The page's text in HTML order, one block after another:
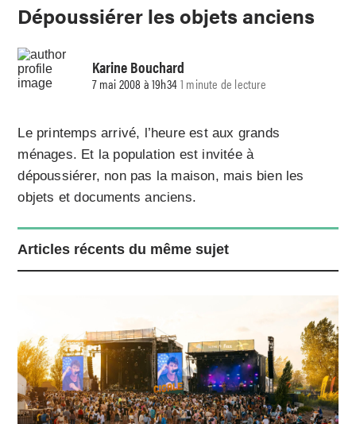
Dépoussiérer les objets anciens
Karine Bouchard
7 mai 2008 à 19h341 minute de lecture
Le printemps arrivé, l’heure est aux grands
ménages. Et la population est invitée à
dépoussiérer, non pas la maison, mais bien les
objets et documents anciens.
Articles récents du même sujet